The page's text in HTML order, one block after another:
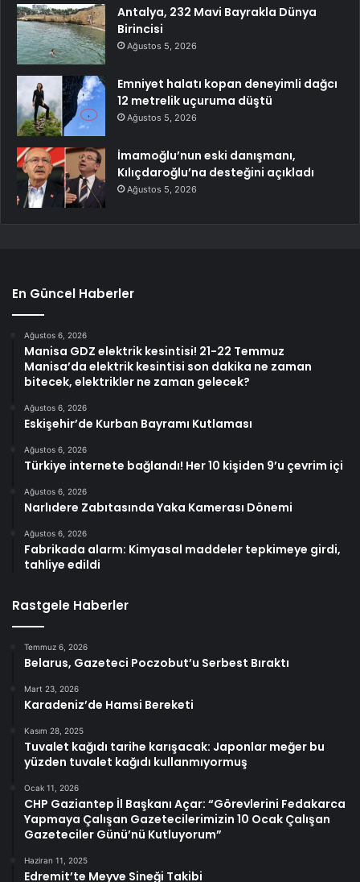
Antalya, 232 Mavi Bayrakla Dünya
Birincisi
Ağustos 5, 2026
Emniyet halatı kopan deneyimli dağcı
12 metrelik uçuruma düştü
Ağustos 5, 2026
İmamoğlu’nun eski danışmanı,
Kılıçdaroğlu’na desteğini açıkladı
Ağustos 5, 2026
En Güncel Haberler
Ağustos 6, 2026
Manisa GDZ elektrik kesintisi! 21-22 Temmuz
Manisa’da elektrik kesintisi son dakika ne zaman
bitecek, elektrikler ne zaman gelecek?
Ağustos 6, 2026
Eskişehir’de Kurban Bayramı Kutlaması
Ağustos 6, 2026
Türkiye internete bağlandı! Her 10 kişiden 9’u çevrim içi
Ağustos 6, 2026
Narlıdere Zabıtasında Yaka Kamerası Dönemi
Ağustos 6, 2026
Fabrikada alarm: Kimyasal maddeler tepkimeye girdi,
tahliye edildi
Rastgele Haberler
Temmuz 6, 2026
Belarus, Gazeteci Poczobut’u Serbest Bıraktı
Mart 23, 2026
Karadeniz’de Hamsi Bereketi
Kasım 28, 2025
Tuvalet kağıdı tarihe karışacak: Japonlar meğer bu
yüzden tuvalet kağıdı kullanmıyormuş
Ocak 11, 2026
CHP Gaziantep İl Başkanı Açar: “Görevlerini Fedakarca
Yapmaya Çalışan Gazetecilerimizin 10 Ocak Çalışan
Gazeteciler Günü’nü Kutluyorum”
Haziran 11, 2025
Edremit’te Meyve Sineği Takibi